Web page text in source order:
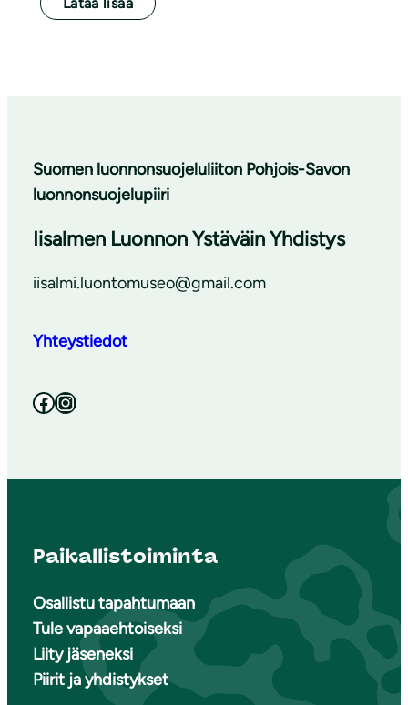
Suomen luonnonsuojeluliiton Pohjois-Savon
luonnonsuojelupiiri
Iisalmen Luonnon Ystäväin Yhdistys
iisalmi.luontomuseo@gmail.com
Yhteystiedot
Facebook Instagram
Paikallistoiminta
Osallistu tapahtumaan
Tule vapaaehtoiseksi
Liity jäseneksi
Piirit ja yhdistykset